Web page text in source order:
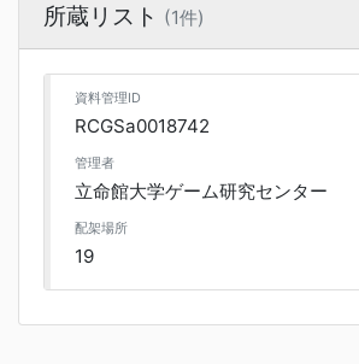
所蔵リスト (1件)
資料管理ID
RCGSa0018742
管理者
立命館大学ゲーム研究センター
配架場所
19